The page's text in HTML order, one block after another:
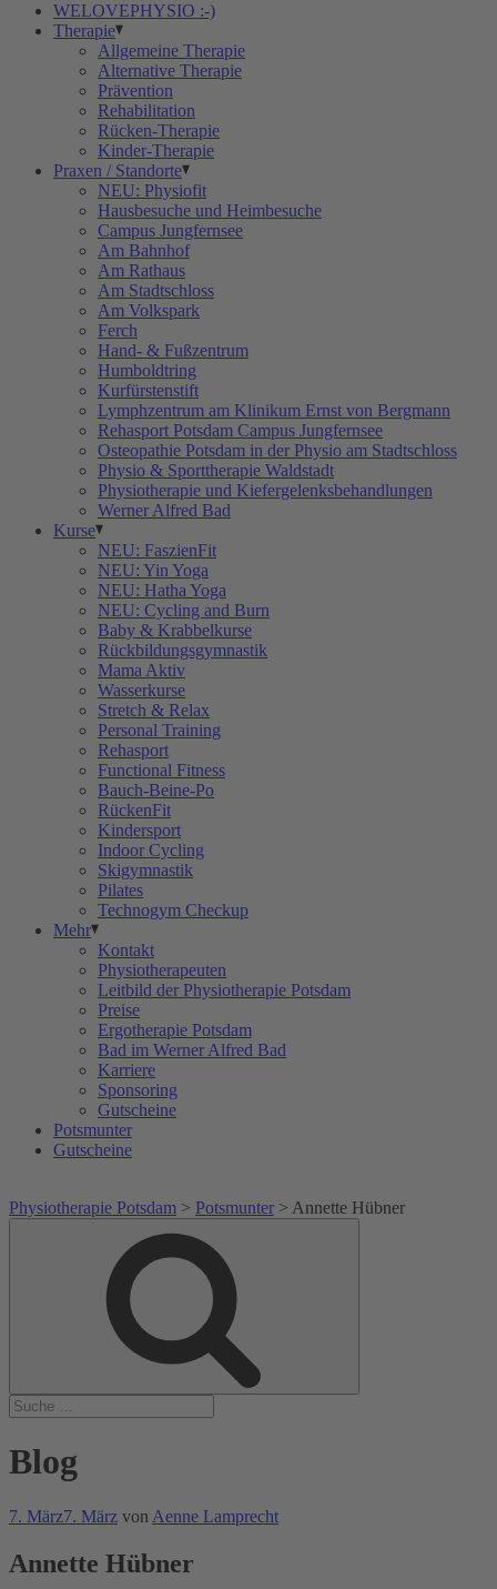
WELOVEPHYSIO :-)
Therapie
Allgemeine Therapie
Alternative Therapie
Prävention
Rehabilitation
Rücken-Therapie
Kinder-Therapie
Praxen / Standorte
NEU: Physiofit
Hausbesuche und Heimbesuche
Campus Jungfernsee
Am Bahnhof
Am Rathaus
Am Stadtschloss
Am Volkspark
Ferch
Hand- & Fußzentrum
Humboldtring
Kurfürstenstift
Lymphzentrum am Klinikum Ernst von Bergmann
Rehasport Potsdam Campus Jungfernsee
Osteopathie Potsdam in der Physio am Stadtschloss
Physio & Sporttherapie Waldstadt
Physiotherapie und Kiefergelenksbehandlungen
Werner Alfred Bad
Kurse
NEU: FaszienFit
NEU: Yin Yoga
NEU: Hatha Yoga
NEU: Cycling and Burn
Baby & Krabbelkurse
Rückbildungsgymnastik
Mama Aktiv
Wasserkurse
Stretch & Relax
Personal Training
Rehasport
Functional Fitness
Bauch-Beine-Po
RückenFit
Kindersport
Indoor Cycling
Skigymnastik
Pilates
Technogym Checkup
Mehr
Kontakt
Physiotherapeuten
Leitbild der Physiotherapie Potsdam
Preise
Ergotherapie Potsdam
Bad im Werner Alfred Bad
Karriere
Sponsoring
Gutscheine
Potsmunter
Gutscheine
Physiotherapie Potsdam > Potsmunter > Annette Hübner
Blog
Veröffentlicht
7. März7. März von Aenne Lamprecht
Annette Hübner